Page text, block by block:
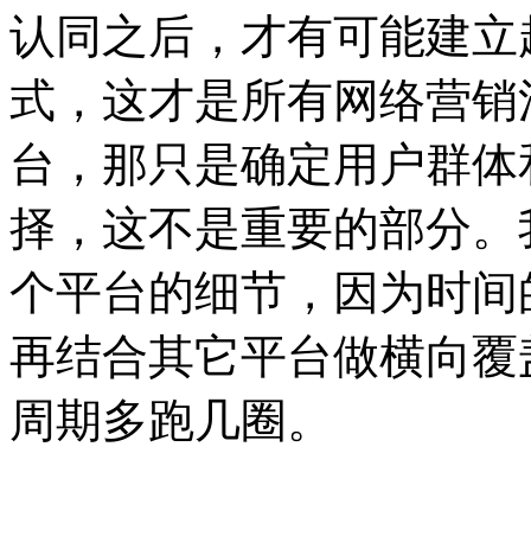
认同之后，才有可能建
式，这才是所有网络营
台，那只是确定用户群
择，这不是重要的部分
个平台的细节，因为时
再结合其它平台做横向
周期多跑几圈。